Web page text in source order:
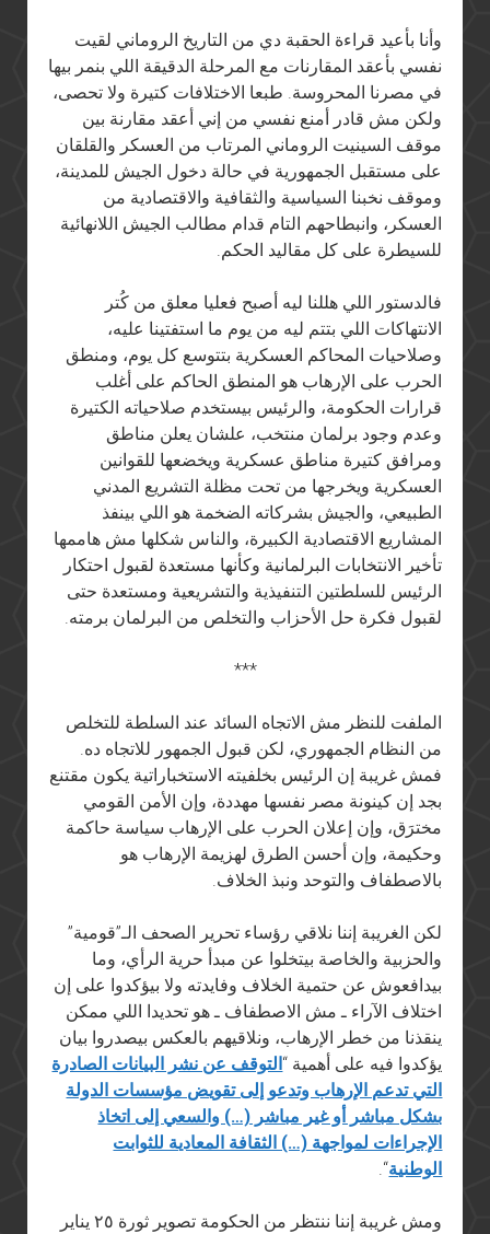
وأنا بأعيد قراءة الحقبة دي من التاريخ الروماني لقيت
نفسي بأعقد المقارنات مع المرحلة الدقيقة اللي بنمر بيها
في مصرنا المحروسة. طبعا الاختلافات كتيرة ولا تحصى،
ولكن مش قادر أمنع نفسي من إني أعقد مقارنة بين
موقف السينيت الروماني المرتاب من العسكر والقلقان
على مستقبل الجمهورية في حالة دخول الجيش للمدينة،
وموقف نخبنا السياسية والثقافية والاقتصادية من
العسكر، وانبطاحهم التام قدام مطالب الجيش اللانهائية
للسيطرة على كل مقاليد الحكم.
فالدستور اللي هللنا ليه أصبح فعليا معلق من كُتر
الانتهاكات اللي بتتم ليه من يوم ما استفتينا عليه،
وصلاحيات المحاكم العسكرية بتتوسع كل يوم، ومنطق
الحرب على الإرهاب هو المنطق الحاكم على أغلب
قرارات الحكومة، والرئيس بيستخدم صلاحياته الكتيرة
وعدم وجود برلمان منتخب، علشان يعلن مناطق
ومرافق كتيرة مناطق عسكرية ويخضعها للقوانين
العسكرية ويخرجها من تحت مظلة التشريع المدني
الطبيعي، والجيش بشركاته الضخمة هو اللي بينفذ
المشاريع الاقتصادية الكبيرة، والناس شكلها مش هاممها
تأخير الانتخابات البرلمانية وكأنها مستعدة لقبول احتكار
الرئيس للسلطتين التنفيذية والتشريعية ومستعدة حتى
لقبول فكرة حل الأحزاب والتخلص من البرلمان برمته.
***
الملفت للنظر مش الاتجاه السائد عند السلطة للتخلص
من النظام الجمهوري، لكن قبول الجمهور للاتجاه ده.
فمش غريبة إن الرئيس بخلفيته الاستخباراتية يكون مقتنع
بجد إن كينونة مصر نفسها مهددة، وإن الأمن القومي
مخترَق، وإن إعلان الحرب على الإرهاب سياسة حاكمة
وحكيمة، وإن أحسن الطرق لهزيمة الإرهاب هو
بالاصطفاف والتوحد ونبذ الخلاف.
لكن الغريبة إننا نلاقي رؤساء تحرير الصحف الـ”قومية”
والحزبية والخاصة بيتخلوا عن مبدأ حرية الرأي، وما
بيدافعوش عن حتمية الخلاف وفايدته ولا بيؤكدوا على إن
اختلاف الآراء ـ مش الاصطفاف ـ هو تحديدا اللي ممكن
ينقذنا من خطر الإرهاب، ونلاقيهم بالعكس بيصدروا بيان
يؤكدوا فيه على أهمية “التوقف عن نشر البيانات الصادرة
التي تدعم الإرهاب وتدعو إلى تقويض مؤسسات الدولة
بشكل مباشر أو غير مباشر (…) والسعي إلى اتخاذ
الإجراءات لمواجهة (…) الثقافة المعادية للثوابت
الوطنية“.
ومش غريبة إننا ننتظر من الحكومة تصوير ثورة ٢٥ يناير